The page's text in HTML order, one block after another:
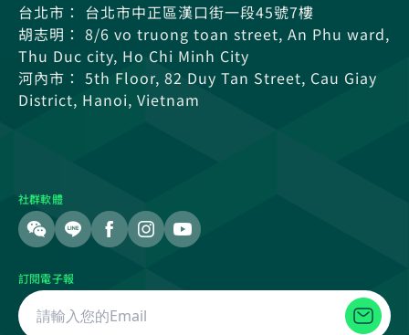
台北市： 台北市中正區漢口街一段45號7樓
胡志明： 8/6 vo truong toan street, An Phu ward,
Thu Duc city, Ho Chi Minh City
河內市： 5th Floor, 82 Duy Tan Street, Cau Giay
District, Hanoi, Vietnam
社群軟體
訂閱電子報